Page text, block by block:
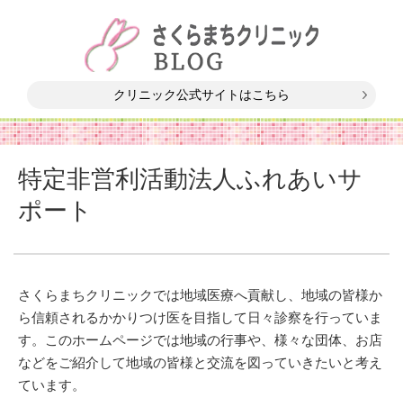
クリニック公式サイトはこちら
特定非営利活動法人ふれあいサ
ポート
さくらまちクリニックでは地域医療へ貢献し、地域の皆様か
ら信頼されるかかりつけ医を目指して日々診察を行っていま
す。このホームページでは地域の行事や、様々な団体、お店
などをご紹介して地域の皆様と交流を図っていきたいと考え
ています。